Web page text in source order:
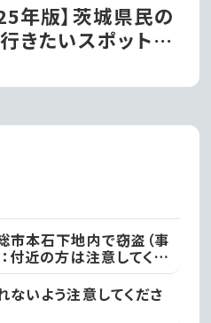
年版】茨城県民の
きたいスポット!!
市本石下地内で窃盗（事
付近の方は注意してくだ
ないよう注意してくださ